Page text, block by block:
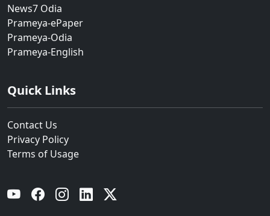
News7 Odia
Prameya-ePaper
Prameya-Odia
Prameya-English
Quick Links
Contact Us
Privacy Policy
Terms of Usage
YouTube Facebook Instagram Linkedin